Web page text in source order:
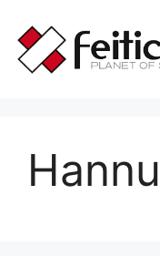
contenido